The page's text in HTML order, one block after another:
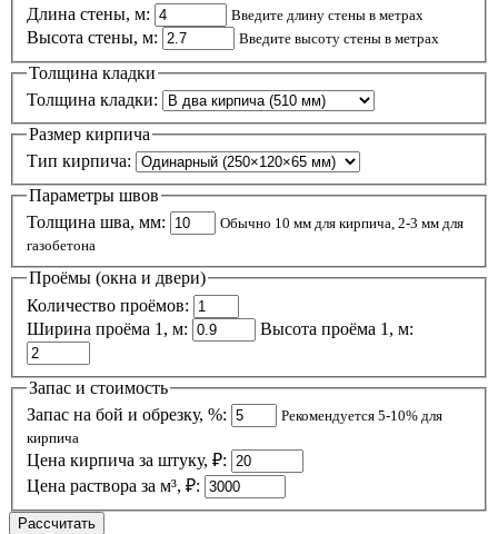
Длина стены, м:
Введите длину стены в метрах
Высота стены, м: Введите высоту стены в метрах
Толщина кладки
Толщина кладки:
Размер кирпича
Тип кирпича:
Параметры швов
Толщина шва, мм:
Обычно 10 мм для кирпича, 2-3 мм для
газобетона
Проёмы (окна и двери)
Количество проёмов:
Ширина проёма 1, м:
Высота проёма 1, м:
Запас и стоимость
Запас на бой и обрезку, %:
Рекомендуется 5-10% для
кирпича
Цена кирпича за штуку, ₽:
Цена раствора за м³, ₽:
Рассчитать